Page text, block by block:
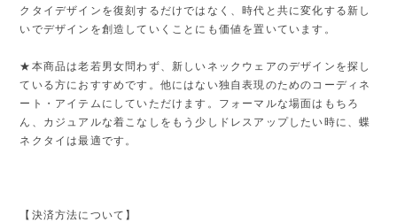
クタイデザインを復刻するだけではなく、時代と共に変化する新し
いでデザインを創造していくことにも価値を置いています。
★本商品は老若男女問わず、新しいネックウェアのデザインを探し
ている方におすすめです。他にはない独自表現のためのコーディネ
ート・アイテムにしていただけます。フォーマルな場面はもちろ
ん、カジュアルな着こなしをもう少しドレスアップしたい時に、蝶
ネクタイは最適です。
【決済方法について】